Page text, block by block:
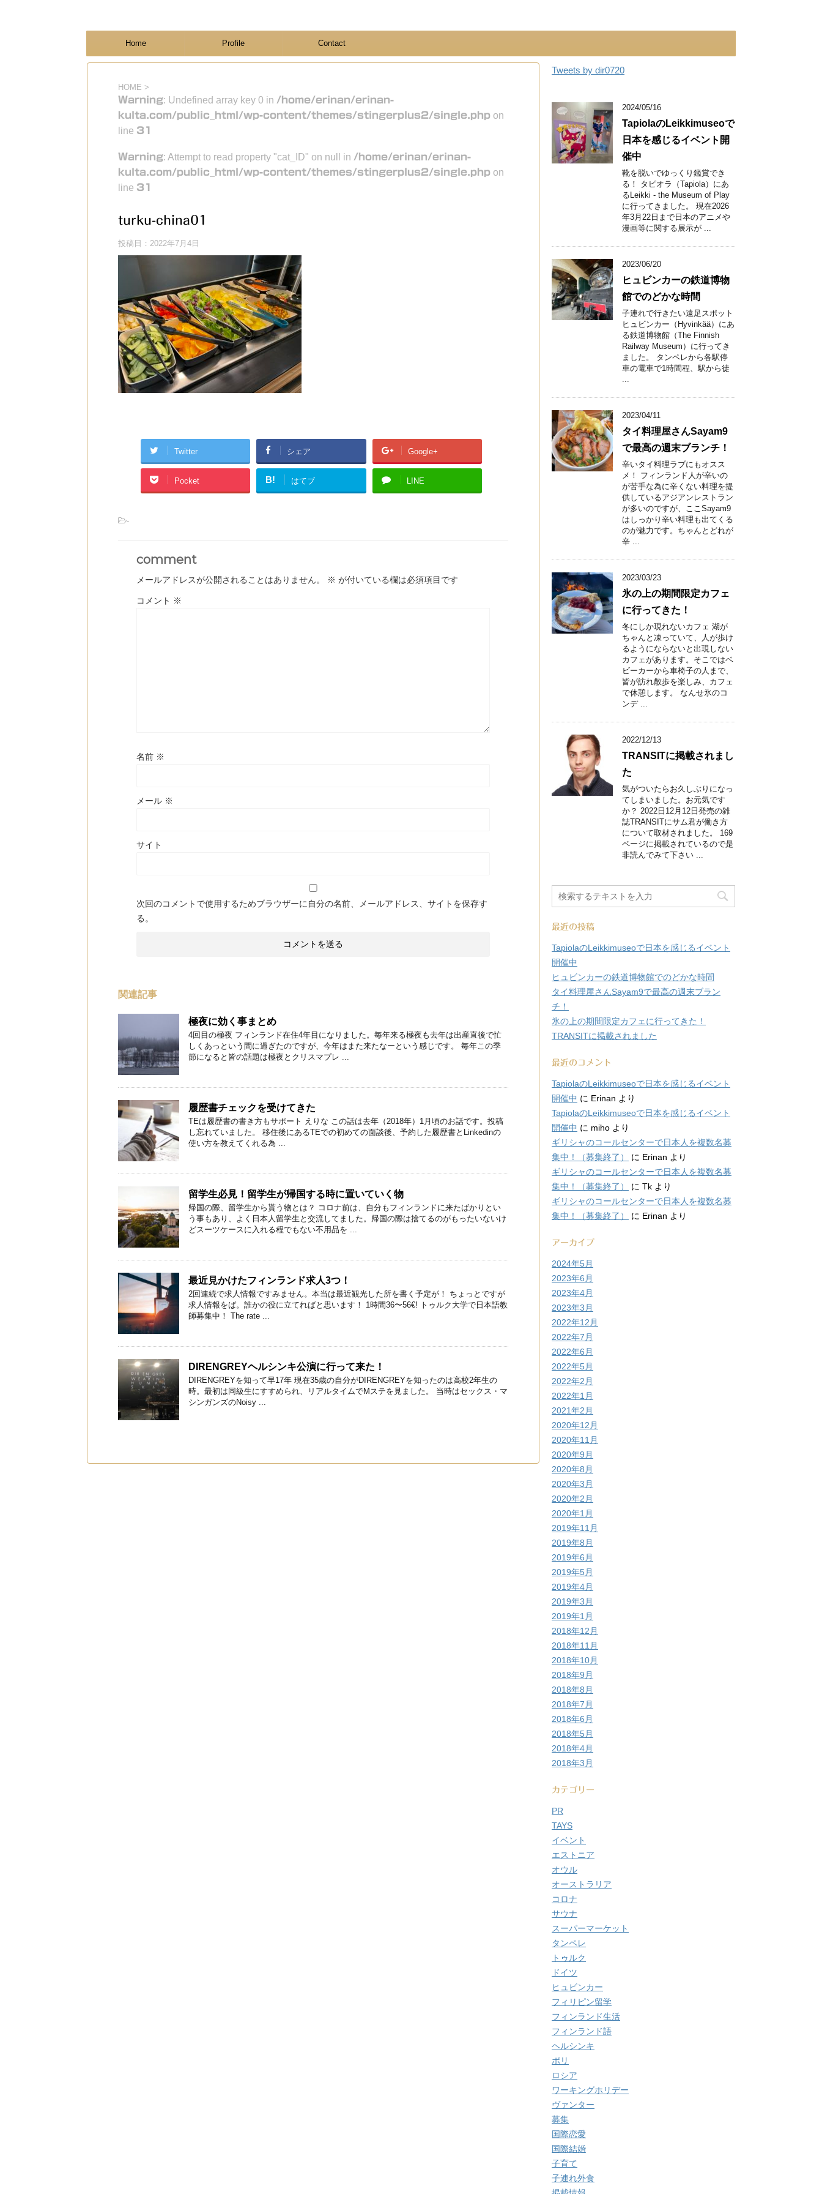
Home Profile Contact
HOME >
Warning: Undefined array key 0 in /home/erinan/erinan-
kulta.com/public_html/wp-content/themes/stingerplus2/single.php on
line 31
Warning: Attempt to read property "cat_ID" on null in /home/erinan/erinan-
kulta.com/public_html/wp-content/themes/stingerplus2/single.php on
line 31
turku-china01
投稿日： 2022年7月4日
Twitter シェア Google+
Pocket B! はてブ LINE
-
comment
メールアドレスが公開されることはありません。 ※ が付いている欄は必須項目です
コメント ※
名前 ※
メール ※
サイト
次回のコメントで使用するためブラウザーに自分の名前、メールアドレス、サイトを保存す
る。
関連記事
極夜に効く事まとめ
4回目の極夜 フィンランド在住4年目になりました。毎年来る極夜も去年は出産直後で忙
しくあっという間に過ぎたのですが、今年はまた来たなーという感じです。 毎年この季
節になると皆の話題は極夜とクリスマプレ ...
履歴書チェックを受けてきた
TEは履歴書の書き方もサポート えりな この話は去年（2018年）1月頃のお話です。投稿
し忘れていました。 移住後にあるTEでの初めての面談後、予約した履歴書とLinkedinの
使い方を教えてくれる為 ...
留学生必見！留学生が帰国する時に置いていく物
帰国の際、留学生から貰う物とは？ コロナ前は、自分もフィンランドに来たばかりとい
う事もあり、よく日本人留学生と交流してました。帰国の際は捨てるのがもったいないけ
どスーツケースに入れる程でもない不用品を ...
最近見かけたフィンランド求人3つ！
2回連続で求人情報ですみません。本当は最近観光した所を書く予定が！ ちょっとですが
求人情報をば。誰かの役に立てればと思います！ 1時間36〜56€! トゥルク大学で日本語教
師募集中！ The rate ...
DIRENGREYヘルシンキ公演に行って来た！
DIRENGREYを知って早17年 現在35歳の自分がDIRENGREYを知ったのは高校2年生の
時。最初は同級生にすすめられ、リアルタイムでMステを見ました。 当時はセックス・マ
シンガンズのNoisy ...
Tweets by dir0720
2024/05/16
TapiolaのLeikkimuseoで
日本を感じるイベント開
催中
靴を脱いでゆっくり鑑賞でき
る！ タピオラ（Tapiola）にあ
るLeikki - the Museum of Play
に行ってきました。 現在2026
年3月22日まで日本のアニメや
漫画等に関する展示が ...
2023/06/20
ヒュビンカーの鉄道博物
館でのどかな時間
子連れで行きたい遠足スポット
ヒュビンカー（Hyvinkää）にあ
る鉄道博物館（The Finnish
Railway Museum）に行ってき
ました。 タンペレから各駅停
車の電車で1時間程、駅から徒
...
2023/04/11
タイ料理屋さんSayam9
で最高の週末ブランチ！
辛いタイ料理ラブにもオスス
メ！ フィンランド人が辛いの
が苦手な為に辛くない料理を提
供しているアジアンレストラン
が多いのですが、ここSayam9
はしっかり辛い料理も出てくる
のが魅力です。ちゃんとどれが
辛 ...
2023/03/23
氷の上の期間限定カフェ
に行ってきた！
冬にしか現れないカフェ 湖が
ちゃんと凍っていて、人が歩け
るようにならないと出現しない
カフェがあります。そこではベ
ビーカーから車椅子の人まで、
皆が訪れ散歩を楽しみ、カフェ
で休憩します。 なんせ氷のコ
ンデ ...
2022/12/13
TRANSITに掲載されまし
た
気がついたらお久しぶりになっ
てしまいました。お元気です
か？ 2022日12月12日発売の雑
誌TRANSITにサム君が働き方
について取材されました。 169
ページに掲載されているので是
非読んでみて下さい ...
最近の投稿
TapiolaのLeikkimuseoで日本を感じるイベント
開催中
ヒュビンカーの鉄道博物館でのどかな時間
タイ料理屋さんSayam9で最高の週末ブラン
チ！
氷の上の期間限定カフェに行ってきた！
TRANSITに掲載されました
最近のコメント
TapiolaのLeikkimuseoで日本を感じるイベント
開催中 に Erinan より
TapiolaのLeikkimuseoで日本を感じるイベント
開催中 に miho より
ギリシャのコールセンターで日本人を複数名募
集中！（募集終了）
に Erinan より
ギリシャのコールセンターで日本人を複数名募
集中！（募集終了）
に Tk より
ギリシャのコールセンターで日本人を複数名募
集中！（募集終了）
に Erinan より
アーカイブ
2024年5月
2023年6月
2023年4月
2023年3月
2022年12月
2022年7月
2022年6月
2022年5月
2022年2月
2022年1月
2021年2月
2020年12月
2020年11月
2020年9月
2020年8月
2020年3月
2020年2月
2020年1月
2019年11月
2019年8月
2019年6月
2019年5月
2019年4月
2019年3月
2019年1月
2018年12月
2018年11月
2018年10月
2018年9月
2018年8月
2018年7月
2018年6月
2018年5月
2018年4月
2018年3月
カテゴリー
PR
TAYS
イベント
エストニア
オウル
オーストラリア
コロナ
サウナ
スーパーマーケット
タンペレ
トゥルク
ドイツ
ヒュビンカー
フィリピン留学
フィンランド生活
フィンランド語
ヘルシンキ
ポリ
ロシア
ワーキングホリデー
ヴァンター
募集
国際恋愛
国際結婚
子育て
子連れ外食